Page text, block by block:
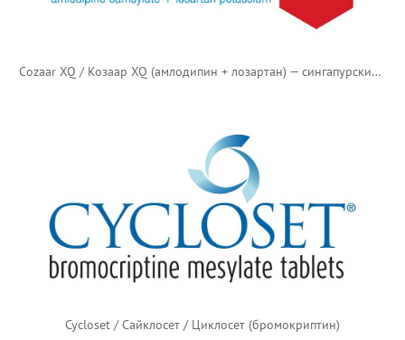
Cozaar XQ / Козаар XQ (амлодипин + лозартан) — сингапурский логотип
Cycloset / Сайклосет / Циклосет (бромокриптин)